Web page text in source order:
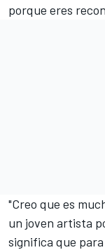
porque eres
"Creo que es
un joven artista
significa que